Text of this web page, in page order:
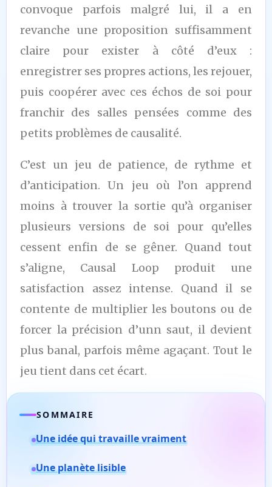
convoque parfois malgré lui, il a en
revanche une proposition suffisamment
claire pour exister à côté d’eux :
enregistrer ses propres actions, les rejouer,
puis coopérer avec ces échos de soi pour
franchir des salles pensées comme des
petits problèmes de causalité.
C’est un jeu de patience, de rythme et
d’anticipation. Un jeu où l’on apprend
moins à trouver la sortie qu’à organiser
plusieurs versions de soi pour qu’elles
cessent enfin de se gêner. Quand tout
s’aligne, Causal Loop produit une
satisfaction assez intense. Quand il se
contente de multiplier les boutons ou de
forcer la précision d’unn saut, il devient
plus banal, parfois même agaçant. Tout le
jeu tient dans cet écart.
SOMMAIRE
Une idée qui travaille vraiment
Une planète lisible